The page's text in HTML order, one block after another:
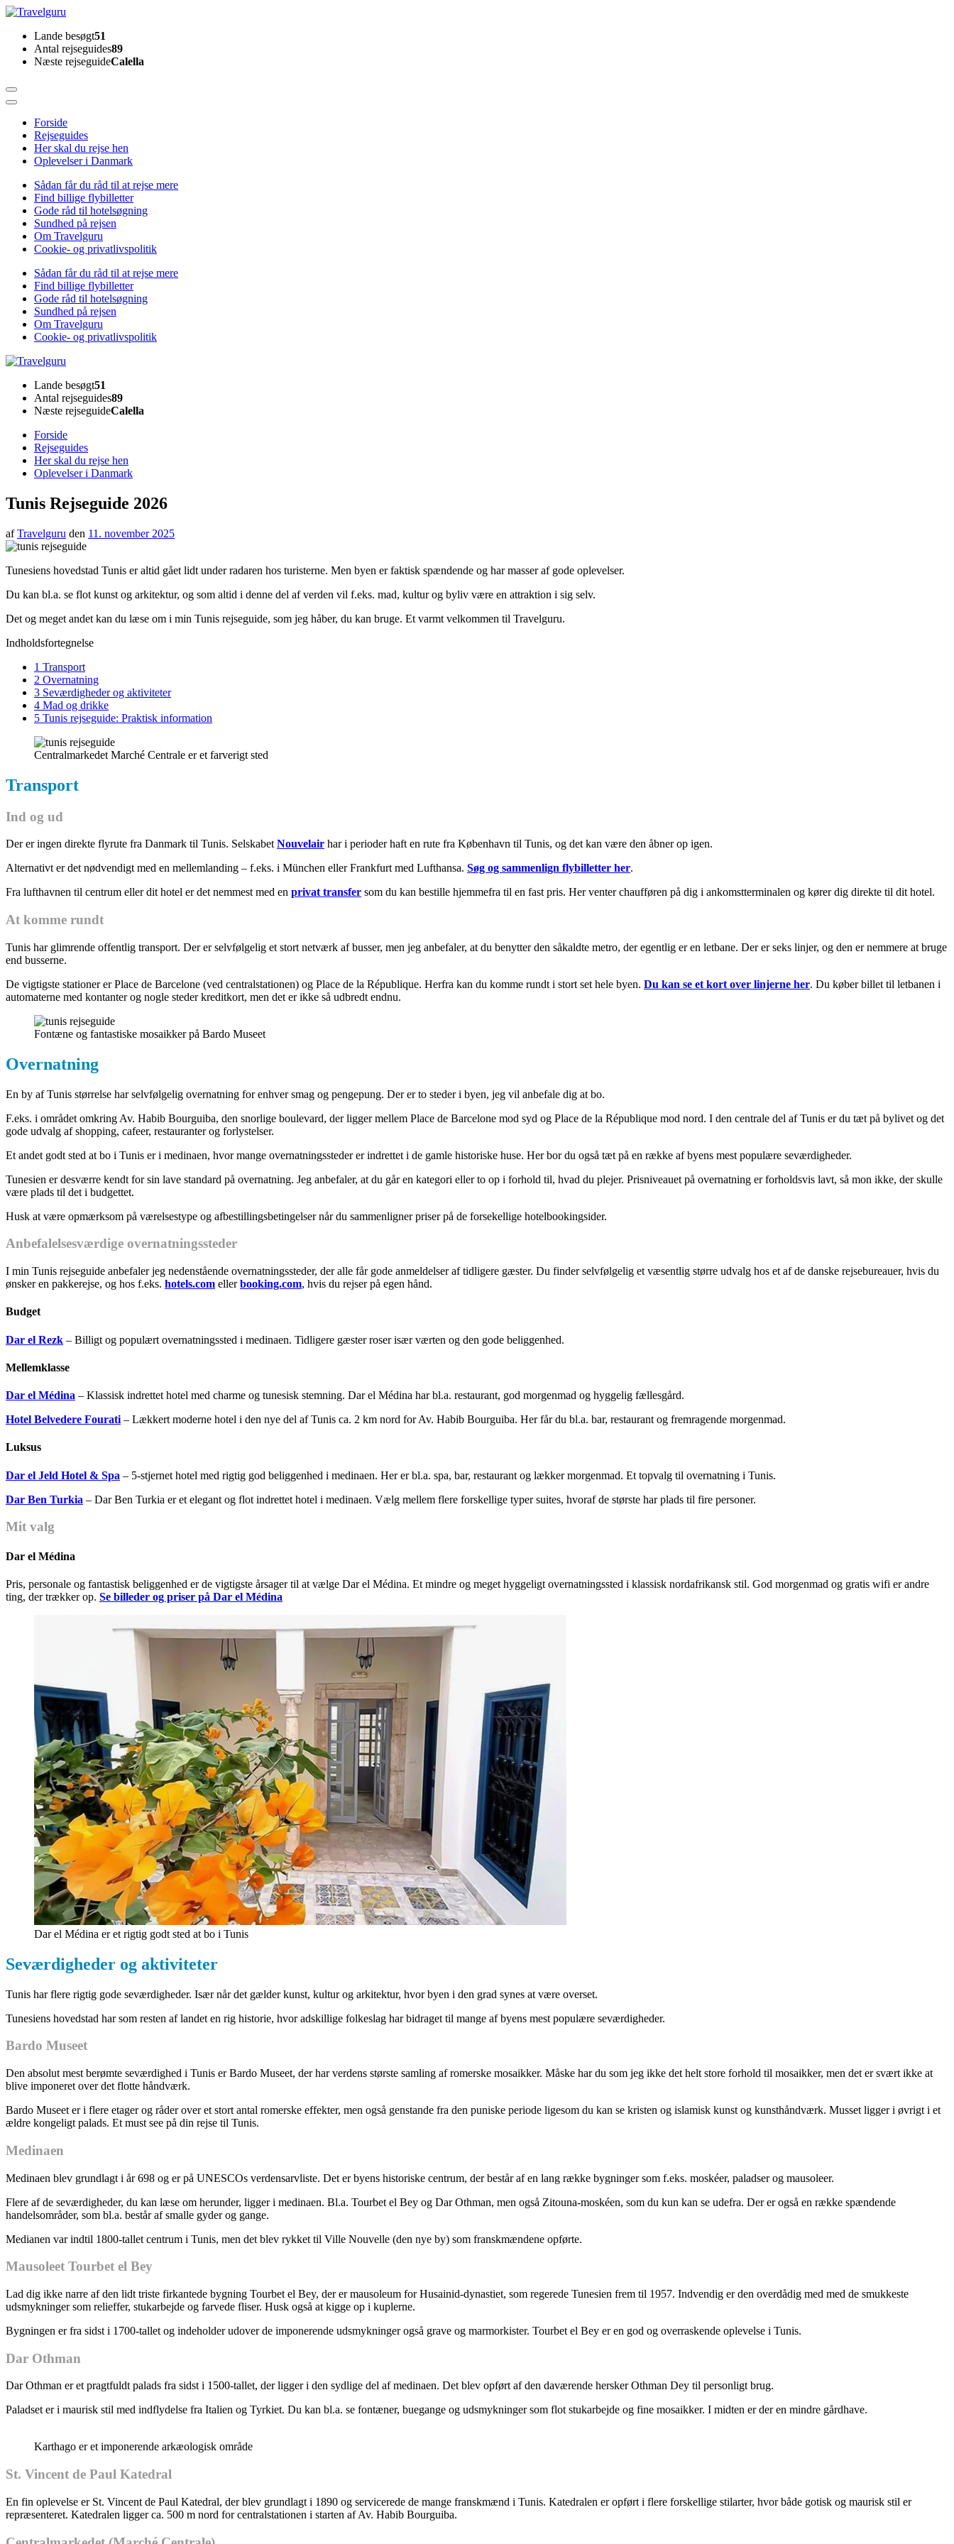
Skip
content
(Press
Enter)
TravelguruLande besøgt51
Antal rejseguides89
Næste rejseguideCalella
Forside
Rejseguides
Her skal du rejse hen
Oplevelser i Danmark
Sådan får du råd til at rejse mere
Find billige flybilletter
Gode råd til hotelsøgning
Sundhed på rejsen
Om Travelguru
Cookie- og privatlivspolitik
Sådan får du råd til at rejse mere
Find billige flybilletter
Gode råd til hotelsøgning
Sundhed på rejsen
Om Travelguru
Cookie- og privatlivspolitik
TravelguruLande besøgt51
Antal rejseguides89
Næste rejseguideCalella
Forside
Rejseguides
Her skal du rejse hen
Oplevelser i Danmark
Tunis Rejseguide 2026
afTravelguru den 11. november 2025
Tunesiens hovedstad Tunis er altid gået lidt under radaren hos turisterne. Men byen er faktisk spændende og har masser af gode oplevelser.
Du kan bl.a. se flot kunst og arkitektur, og som altid i denne del af verden vil f.eks. mad, kultur og byliv være en attraktion i sig selv.
Det og meget andet kan du læse om i min Tunis rejseguide, som jeg håber, du kan bruge. Et varmt velkommen til Travelguru.
Indholdsfortegnelse
1 Transport
2 Overnatning
3 Seværdigheder og aktiviteter
4 Mad og drikke
5 Tunis rejseguide: Praktisk information
Centralmarkedet Marché Centrale er et farverigt sted
Transport
Ind og ud
Der er ingen direkte flyrute fra Danmark til Tunis. Selskabet Nouvelair har i perioder haft en rute fra København til Tunis, og det kan være den åbner op igen.
Alternativt er det nødvendigt med en mellemlanding – f.eks. i München eller Frankfurt med Lufthansa. Søg og sammenlign flybilletter her.
Fra lufthavnen til centrum eller dit hotel er det nemmest med en privat transfer som du kan bestille hjemmefra til en fast pris. Her venter chaufføren på dig i ankomstterminalen og kører dig direkte til dit hotel.
At komme rundt
Tunis har glimrende offentlig transport. Der er selvfølgelig et stort netværk af busser, men jeg anbefaler, at du benytter den såkaldte metro, der egentlig er en letbane. Der er seks linjer, og den er nemmere at bruge
end busserne.
De vigtigste stationer er Place de Barcelone (ved centralstationen) og Place de la République. Herfra kan du komme rundt i stort set hele byen. Du kan se et kort over linjerne her. Du køber billet til letbanen i
automaterne med kontanter og nogle steder kreditkort, men det er ikke så udbredt endnu.
Fontæne og fantastiske mosaikker på Bardo Museet
Overnatning
En by af Tunis størrelse har selvfølgelig overnatning for enhver smag og pengepung. Der er to steder i byen, jeg vil anbefale dig at bo.
F.eks. i området omkring Av. Habib Bourguiba, den snorlige boulevard, der ligger mellem Place de Barcelone mod syd og Place de la République mod nord. I den centrale del af Tunis er du tæt på bylivet og det
gode udvalg af shopping, cafeer, restauranter og forlystelser.
Et andet godt sted at bo i Tunis er i medinaen, hvor mange overnatningssteder er indrettet i de gamle historiske huse. Her bor du også tæt på en række af byens mest populære seværdigheder.
Tunesien er desværre kendt for sin lave standard på overnatning. Jeg anbefaler, at du går en kategori eller to op i forhold til, hvad du plejer. Prisniveauet på overnatning er forholdsvis lavt, så mon ikke, der skulle
være plads til det i budgettet.
Husk at være opmærksom på værelsestype og afbestillingsbetingelser når du sammenligner priser på de forsekellige hotelbookingsider.
Anbefalelsesværdige overnatningssteder
I min Tunis rejseguide anbefaler jeg nedenstående overnatningssteder, der alle får gode anmeldelser af tidligere gæster. Du finder selvfølgelig et væsentlig større udvalg hos et af de danske rejsebureauer, hvis du
ønsker en pakkerejse, og hos f.eks. hotels.com ellerbooking.com, hvis du rejser på egen hånd.
Budget
Dar el Rezk – Billigt og populært overnatningssted i medinaen. Tidligere gæster roser især værten og den gode beliggenhed.
Mellemklasse
Dar el Médina – Klassisk indrettet hotel med charme og tunesisk stemning. Dar el Médina har bl.a. restaurant, god morgenmad og hyggelig fællesgård.
Hotel Belvedere Fourati – Lækkert moderne hotel i den nye del af Tunis ca. 2 km nord for Av. Habib Bourguiba. Her får du bl.a. bar, restaurant og fremragende morgenmad.
Luksus
Dar el Jeld Hotel & Spa – 5-stjernet hotel med rigtig god beliggenhed i medinaen. Her er bl.a. spa, bar, restaurant og lækker morgenmad. Et topvalg til overnatning i Tunis.
Dar Ben Turkia – Dar Ben Turkia er et elegant og flot indrettet hotel i medinaen. Vælg mellem flere forskellige typer suites, hvoraf de største har plads til fire personer.
Mit valg
Dar el Médina
Pris, personale og fantastisk beliggenhed er de vigtigste årsager til at vælge Dar el Médina. Et mindre og meget hyggeligt overnatningssted i klassisk nordafrikansk stil. God morgenmad og gratis wifi er andre
ting, der trækker op. Se billeder og priser på Dar el Médina
Dar el Médina er et rigtig godt sted at bo i Tunis
Seværdigheder og aktiviteter
Tunis har flere rigtig gode seværdigheder. Især når det gælder kunst, kultur og arkitektur, hvor byen i den grad synes at være overset.
Tunesiens hovedstad har som resten af landet en rig historie, hvor adskillige folkeslag har bidraget til mange af byens mest populære seværdigheder.
Bardo Museet
Den absolut mest berømte seværdighed i Tunis er Bardo Museet, der har verdens største samling af romerske mosaikker. Måske har du som jeg ikke det helt store forhold til mosaikker, men det er svært ikke at
blive imponeret over det flotte håndværk.
Bardo Museet er i flere etager og råder over et stort antal romerske effekter, men også genstande fra den puniske periode ligesom du kan se kristen og islamisk kunst og kunsthåndværk. Musset ligger i øvrigt i et
ældre kongeligt palads. Et must see på din rejse til Tunis.
Medinaen
Medinaen blev grundlagt i år 698 og er på UNESCOs verdensarvliste. Det er byens historiske centrum, der består af en lang række bygninger som f.eks. moskéer, paladser og mausoleer.
Flere af de seværdigheder, du kan læse om herunder, ligger i medinaen. Bl.a. Tourbet el Bey og Dar Othman, men også Zitouna-moskéen, som du kun kan se udefra. Der er også en række spændende
handelsområder, som bl.a. består af smalle gyder og gange.
Medianen var indtil 1800-tallet centrum i Tunis, men det blev rykket til Ville Nouvelle (den nye by) som franskmændene opførte.
Mausoleet Tourbet el Bey
Lad dig ikke narre af den lidt triste firkantede bygning Tourbet el Bey, der er mausoleum for Husainid-dynastiet, som regerede Tunesien frem til 1957. Indvendig er den overdådig med med de smukkeste
udsmykninger som relieffer, stukarbejde og farvede fliser. Husk også at kigge op i kuplerne.
Bygningen er fra sidst i 1700-tallet og indeholder udover de imponerende udsmykninger også grave og marmorkister. Tourbet el Bey er en god og overraskende oplevelse i Tunis.
Dar Othman
Dar Othman er et pragtfuldt palads fra sidst i 1500-tallet, der ligger i den sydlige del af medinaen. Det blev opført af den daværende hersker Othman Dey til personligt brug.
Paladset er i maurisk stil med indflydelse fra Italien og Tyrkiet. Du kan bl.a. se fontæner, buegange og udsmykninger som flot stukarbejde og fine mosaikker. I midten er der en mindre gårdhave.
Karthago er et imponerende arkæologisk område
St. Vincent de Paul Katedral
En fin oplevelse er St. Vincent de Paul Katedral, der blev grundlagt i 1890 og servicerede de mange franskmænd i Tunis. Katedralen er opført i flere forskellige stilarter, hvor både gotisk og maurisk stil er
repræsenteret. Katedralen ligger ca. 500 m nord for centralstationen i starten af Av. Habib Bourguiba.